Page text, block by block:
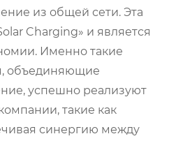
из общей сети. Эта
Charging» и является
Именно такие
объединяющие
успешно реализуют
такие как
синергию между